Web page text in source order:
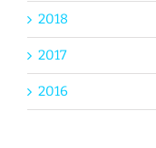
2018
2017
2016